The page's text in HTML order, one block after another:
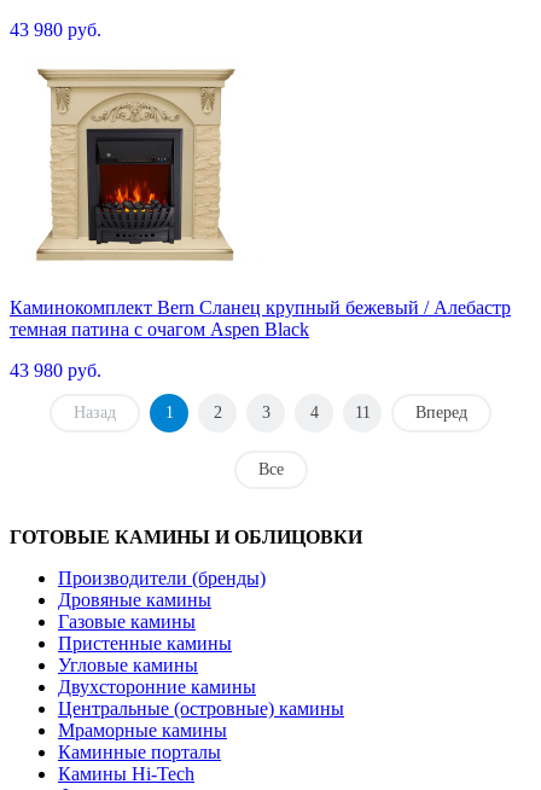
43 980 руб.
Каминокомплект Bern Сланец крупный бежевый / Алебастр
темная патина с очагом Aspen Black
43 980 руб.
Назад 1 2 3 4 11 Вперед
Все
ГОТОВЫЕ КАМИНЫ И ОБЛИЦОВКИ
Производители (бренды)
Дровяные камины
Газовые камины
Пристенные камины
Угловые камины
Двухсторонние камины
Центральные (островные) камины
Мраморные камины
Каминные порталы
Камины Hi-Tech